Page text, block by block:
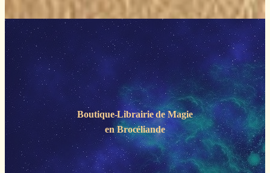
Boutique-Librairie deMagie
en Brocéliande